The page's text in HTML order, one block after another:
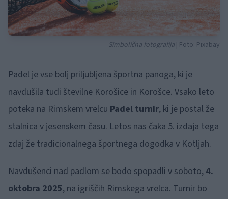
Simbolična fotografija | Foto: Pixabay
Padel je vse bolj priljubljena športna panoga, ki je
navdušila tudi številne Korošice in Korošce. Vsako leto
poteka na Rimskem vrelcu Padel turnir, ki je postal že
stalnica v jesenskem času. Letos nas čaka 5. izdaja tega
zdaj že tradicionalnega športnega dogodka v Kotljah.
Navdušenci nad padlom se bodo spopadli v soboto, 4.
oktobra 2025, na igriščih Rimskega vrelca. Turnir bo